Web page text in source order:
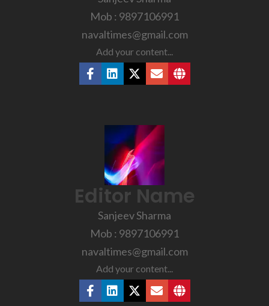
Mob : 9897106991
navaltimes@gmail.com
Add your content...
Editor Name
Sanjeev Sharma
Mob : 9897106991
navaltimes@gmail.com
Add your content...